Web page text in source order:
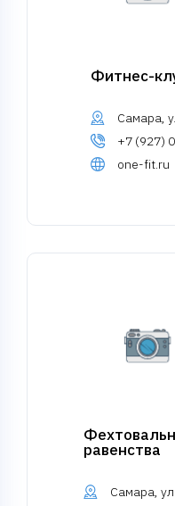
Фитнес-
Самара,
+7 (927)
one-fit.ru
равенства
Самара,